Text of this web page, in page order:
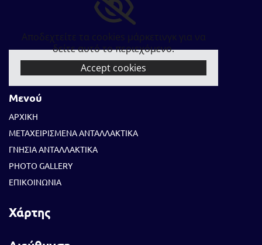
Αποδεχτείτε τα cookies μάρκετινγκ για να
δείτε αυτό το περιεχόμενο.
Accept cookies
Μενού
ΑΡΧΙΚΗ
ΜΕΤΑΧΕΙΡΙΣΜΕΝΑ ΑΝΤΑΛΛΑΚΤΙΚΑ
ΓΝΗΣΙΑ ΑΝΤΑΛΛΑΚΤΙΚΑ
PHOTO GALLERY
ΕΠΙΚΟΙΝΩΝΙΑ
Χάρτης